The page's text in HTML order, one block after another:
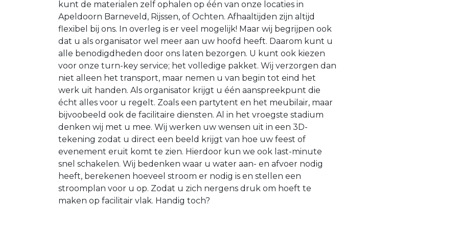
kunt de materialen zelf ophalen op één van onze locaties in
Apeldoorn Barneveld, Rijssen, of Ochten. Afhaaltijden zijn altijd
flexibel bij ons. In overleg is er veel mogelijk! Maar wij begrijpen ook
dat u als organisator wel meer aan uw hoofd heeft. Daarom kunt u
alle benodigdheden door ons laten bezorgen. U kunt ook kiezen
voor onze turn-key service; het volledige pakket. Wij verzorgen dan
niet alleen het transport, maar nemen u van begin tot eind het
werk uit handen. Als organisator krijgt u één aanspreekpunt die
écht alles voor u regelt. Zoals een partytent en het meubilair, maar
bijvoobeeld ook de facilitaire diensten. Al in het vroegste stadium
denken wij met u mee. Wij werken uw wensen uit in een 3D-
tekening zodat u direct een beeld krijgt van hoe uw feest of
evenement eruit komt te zien. Hierdoor kun we ook last-minute
snel schakelen. Wij bedenken waar u water aan- en afvoer nodig
heeft, berekenen hoeveel stroom er nodig is en stellen een
stroomplan voor u op. Zodat u zich nergens druk om hoeft te
maken op facilitair vlak. Handig toch?